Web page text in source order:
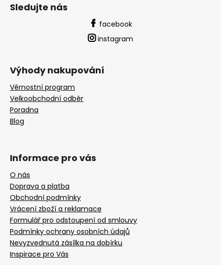
Sledujte nás
facebook
instagram
Výhody nakupování
Věrnostní program
Velkoobchodní odběr
Poradna
Blog
Informace pro vás
O nás
Doprava a platba
Obchodní podmínky
Vrácení zboží a reklamace
Formulář pro odstoupení od smlouvy
Podmínky ochrany osobních údajů
Nevyzvednutá zásílka na dobírku
Inspirace pro Vás